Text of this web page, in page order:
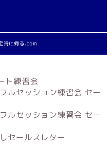
に帰る.com
ト練習会
ルセッション練習会 セー
ルセッション練習会 セー
セールスレター